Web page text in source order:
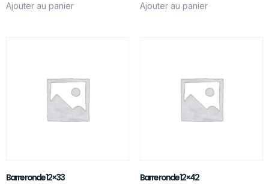
Ajouter au panier Ajouter au panier
Barre ronde 12×33 Barre ronde 12×42